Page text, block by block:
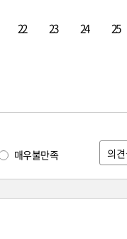
22 23 24 25
매우불만족